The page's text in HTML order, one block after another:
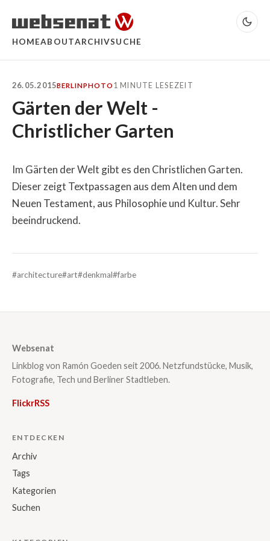
HOMEABOUTARCHIVSUCHE
26.05.2015BERLINPHOTO 1 MINUTE LESEZEIT
Gärten der Welt -
Christlicher Garten
Im Gärten der Welt gibt es den Christlichen Garten.
Dieser zeigt Textpassagen aus dem Alten und dem
Neuen Testament, aus Philosophie und Kultur. Sehr
beeindruckend.
#architecture#art#denkmal#farbe
Websenat
Linkblog von Ramón Goeden seit 2006. Netzfundstücke, Musik,
Fotografie, Tech und Berliner Stadtleben.
FlickrRSS
ENTDECKEN
Archiv
Tags
Kategorien
Suchen